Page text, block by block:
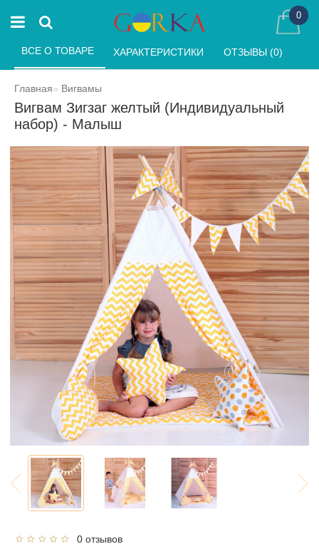
0
Главная Вигвамы
Вигвам Зигзаг желтый (Индивидуальный
набор) - Малыш
ВСЕ О ТОВАРЕ ХАРАКТЕРИСТИКИ ОТЗЫВЫ (0)
0 отзывов